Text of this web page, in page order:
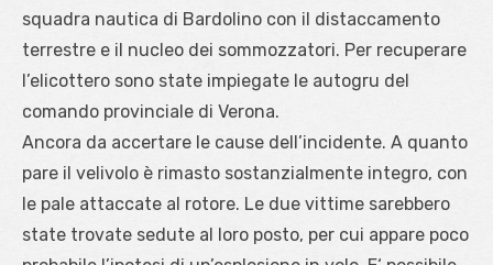
squadra nautica di Bardolino con il distaccamento
terrestre e il nucleo dei sommozzatori. Per recuperare
l’elicottero sono state impiegate le autogru del
comando provinciale di Verona.
Ancora da accertare le cause dell’incidente. A quanto
pare il velivolo è rimasto sostanzialmente integro, con
le pale attaccate al rotore. Le due vittime sarebbero
state trovate sedute al loro posto, per cui appare poco